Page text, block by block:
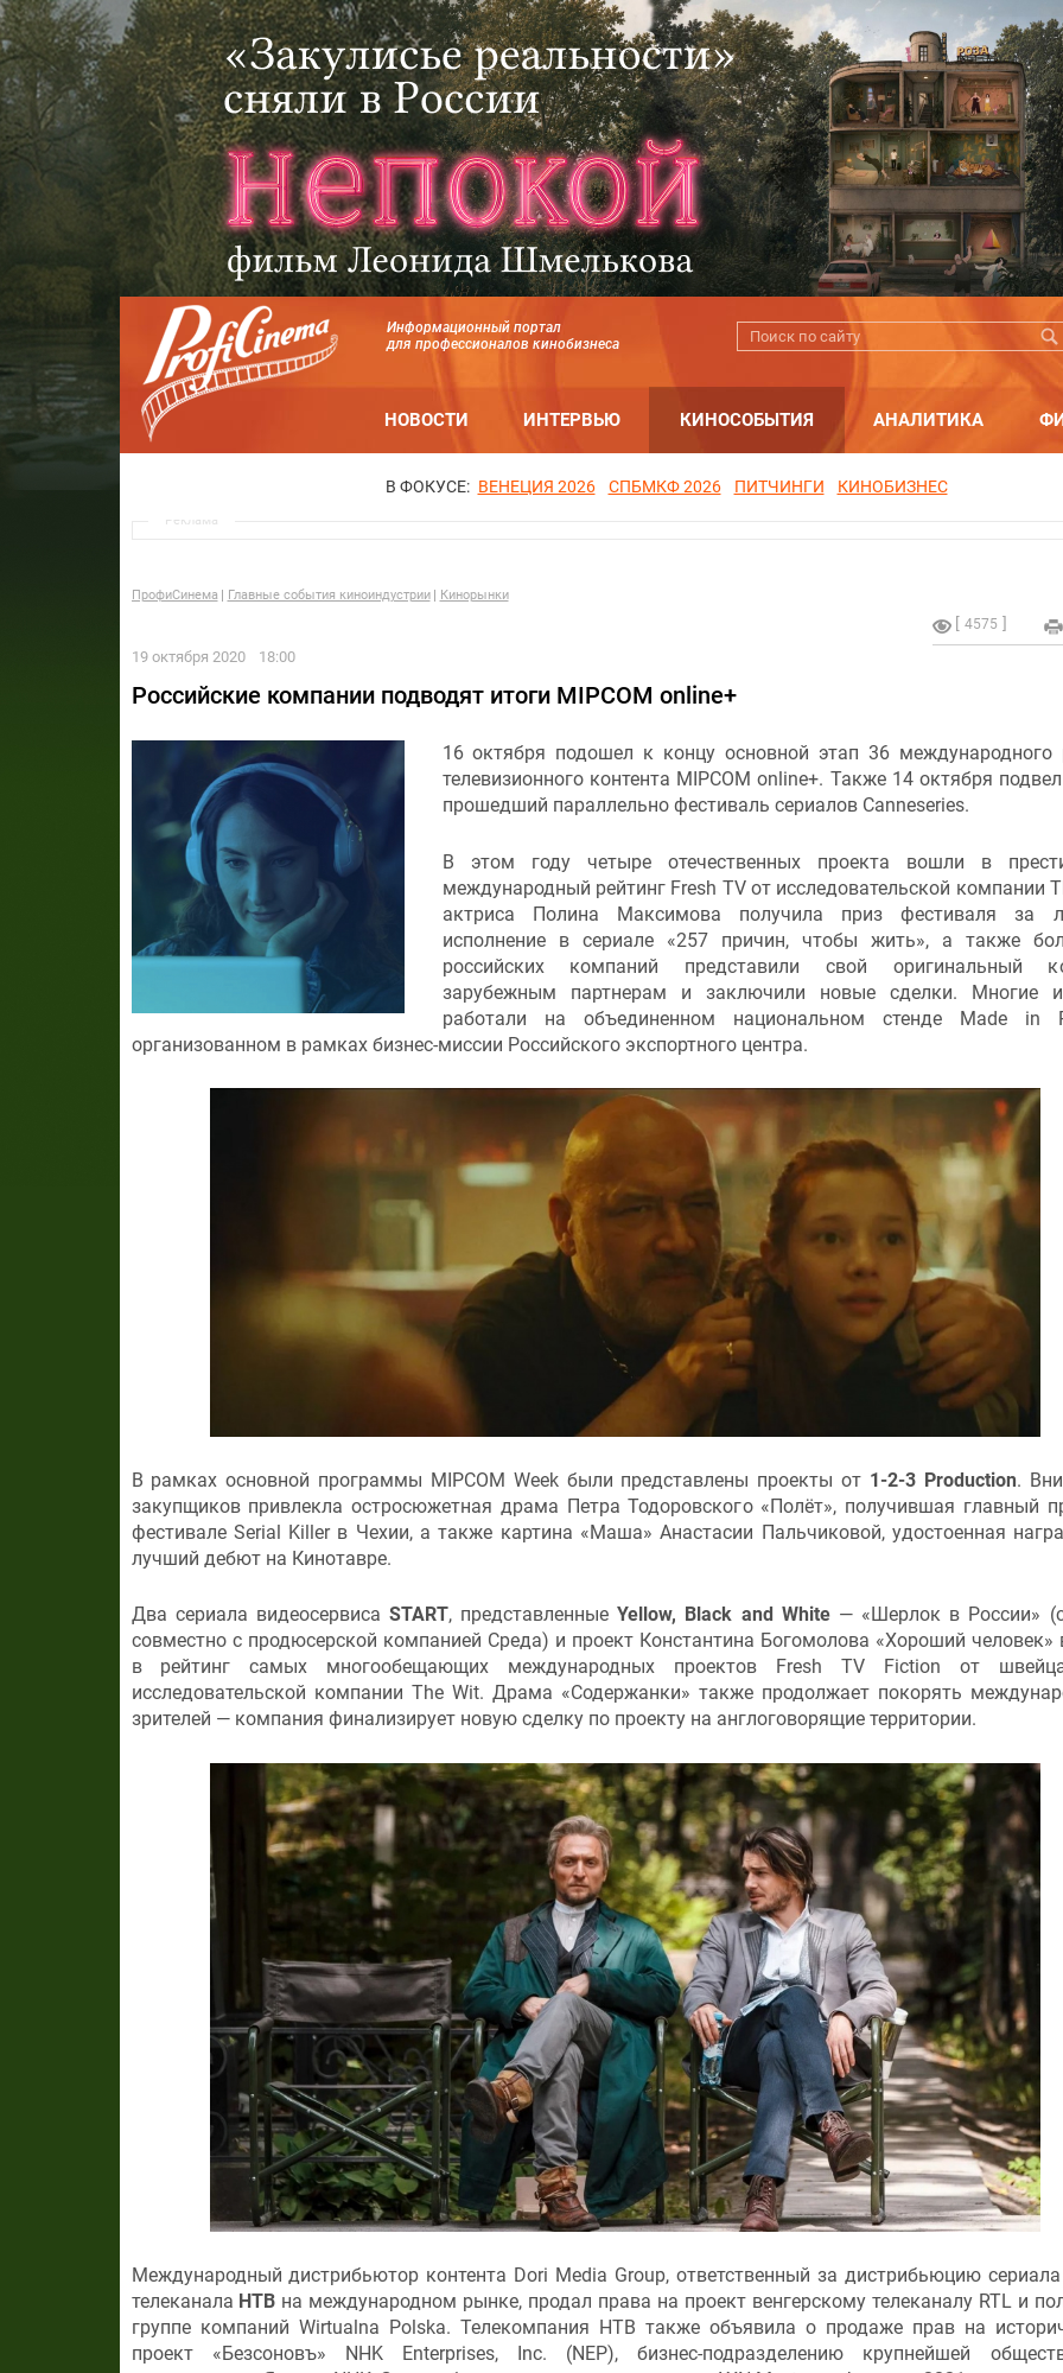
Информационный портал
для профессионалов кинобизнеса
НОВОСТИ ИНТЕРВЬЮ КИНОСОБЫТИЯ АНАЛИТИКА
В ФОКУСЕ: ВЕНЕЦИЯ 2026 СПБМКФ 2026 ПИТЧИНГИ КИНОБИЗНЕС
Реклама
ПрофиСинема Главные события киноиндустрии Кинорынки
4575
19 октября 2020 18:00
Российские компании подводят итоги MIPCOM online+
16 октября подошел к концу основной этап 36 международного
телевизионного контента MIPCOM online+. Также 14 октября
прошедший параллельно фестиваль сериалов Canneseries.
В этом году четыре отечественных проекта вошли в
международный рейтинг Fresh TV от исследовательской компании
актриса Полина Максимова получила приз фестиваля за
исполнение в сериале «257 причин, чтобы жить», а также
российских компаний представили свой оригинальный
зарубежным партнерам и заключили новые сделки. Многие
работали на объединенном национальном стенде Made in
организованном в рамках бизнес-миссии Российского экспортного центра.
В рамках основной программы MIPCOM Week были представлены проекты от 1-2-3 Production.
закупщиков привлекла остросюжетная драма Петра Тодоровского «Полёт», получившая главный
фестивале Serial Killer в Чехии, а также картина «Маша» Анастасии Пальчиковой, удостоенная
лучший дебют на Кинотавре.
Два сериала видеосервиса START, представленныеYellow, Black and White— «Шерлок в России»
совместно с продюсерской компанией Среда) и проект Константина Богомолова «Хороший человек»
в рейтинг самых многообещающих международных проектов Fresh TV Fiction от
исследовательской компании The Wit. Драма «Содержанки» также продолжает покорять
зрителей — компания финализирует новую сделку по проекту на англоговорящие территории.
Международный дистрибьютор контента Dori Media Group, ответственный за дистрибьюцию сериала
телеканала НТВ на международном рынке, продал права на проект венгерскому телеканалу RTL и
группе компаний Wirtualna Polska. Телекомпания НТВ также объявила о продаже прав на
проект «Безсоновъ» NHK Enterprises, Inc. (NEP), бизнес-подразделению крупнейшей